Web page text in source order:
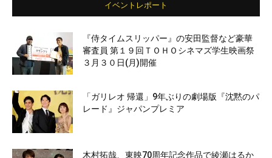
イベントレポート
『侍タイムスリッパー』の安田監督など豪華
審査員 第１９回ＴＯＨＯシネマズ学生映画祭
３月３０日(月)開催
「ガリレオ 帰還」9年ぶりの劇場版『沈黙のパ
レード』ジャパンプレミア
木村拓哉、東映70周年記念作品で綾瀬はるか